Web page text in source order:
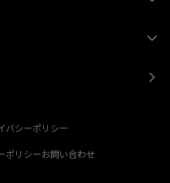
バシーポリシー
ポリシーお問い合わせ